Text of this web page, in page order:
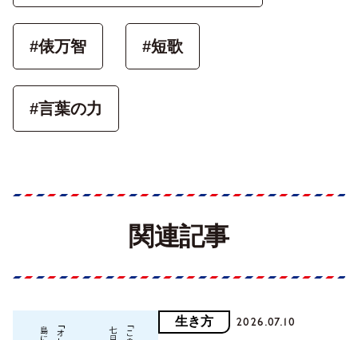
#俵万智 #短歌
#言葉の力
関連記事
生き方 2026.07.10